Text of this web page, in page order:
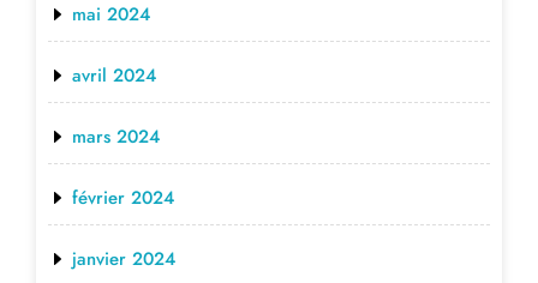
mai 2024
avril 2024
mars 2024
février 2024
janvier 2024